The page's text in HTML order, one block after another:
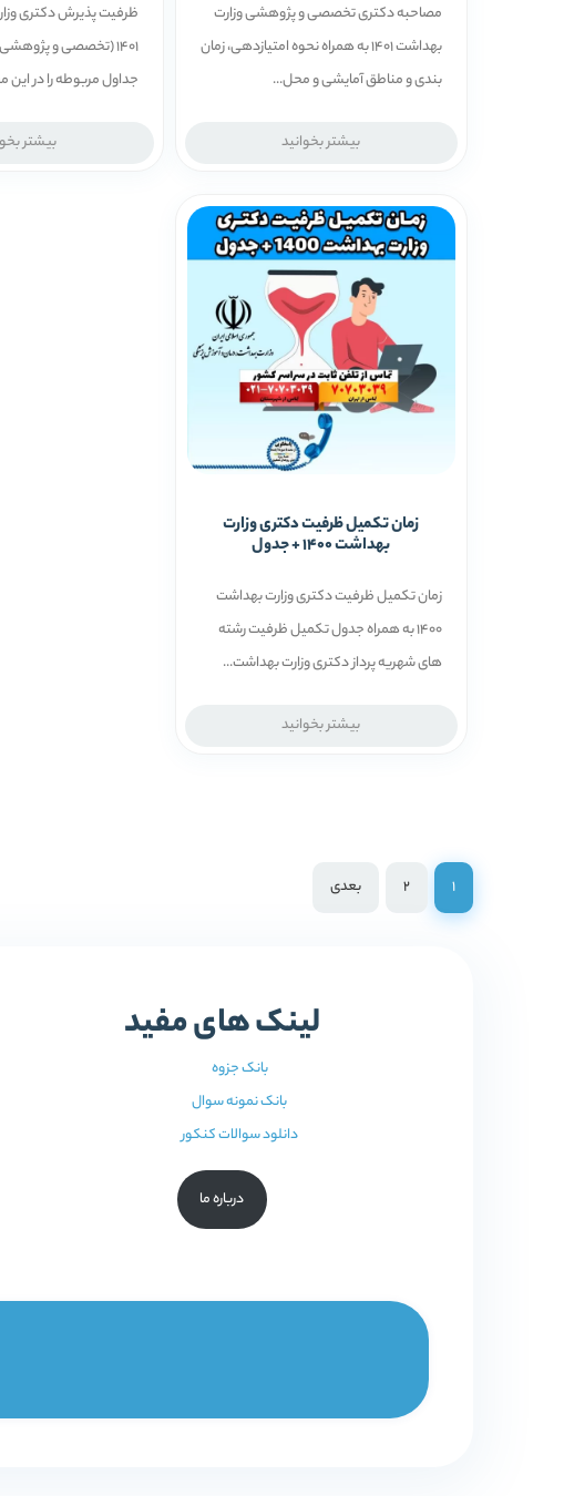
مصاحبه دکتری تخصصی و پژوهشی وزارت
بهداشت 1401 به همراه نحوه امتیازدهی، زمان
بندی و مناطق آمایشی و محل...
بیشتر بخوانید
1401 (تخصصی و
جداول مربوطه را در این
بیشتر
زمان تکمیل ظرفیت دکتری وزارت
بهداشت 1400 + جدول
زمان تکمیل ظرفیت دکتری وزارت بهداشت
1400 به همراه جدول تکمیل ظرفیت رشته
های شهریه پرداز دکتری وزارت بهداشت...
بیشتر بخوانید
1
2 بعدی
لینک های مفید
بانک جزوه
بانک نمونه سوال
دانلود سوالات کنکور
درباره ما